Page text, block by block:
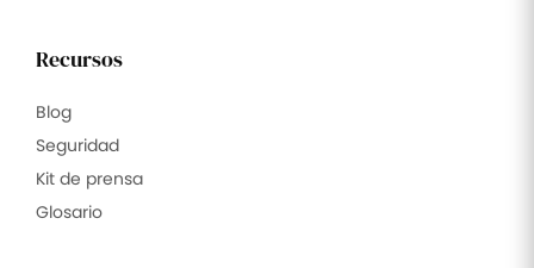
Recursos
Blog
Seguridad
Kit de prensa
Glosario